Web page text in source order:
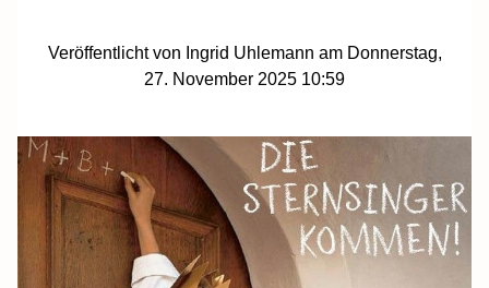
Veröffentlicht von Ingrid Uhlemann am Donnerstag,
27. November 2025 10:59